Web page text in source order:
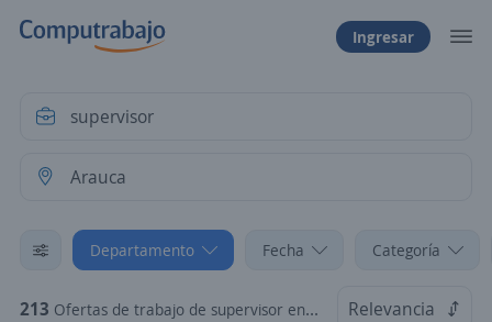
Ingresar
Departamento Fecha Categoría
213 Ofertas de trabajo de supervisor en Arauca Relevancia